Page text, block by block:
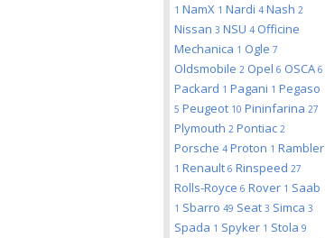
1 NamX 1 Nardi 4 Nash 2
Nissan 3 NSU 4 Officine
Mechanica 1 Ogle 7
Oldsmobile 2 Opel 6 OSCA 6
Packard 1 Pagani 1 Pegaso
5 Peugeot 10 Pininfarina 27
Plymouth 2 Pontiac 2
Porsche 4 Proton 1 Rambler
1 Renault 6 Rinspeed 27
Rolls-Royce 6 Rover 1 Saab
1 Sbarro 49 Seat 3 Simca 3
Spada 1 Spyker 1 Stola 9